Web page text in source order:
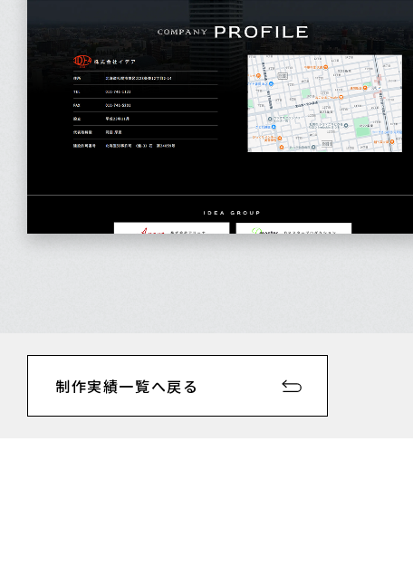
制作実績一覧へ戻る